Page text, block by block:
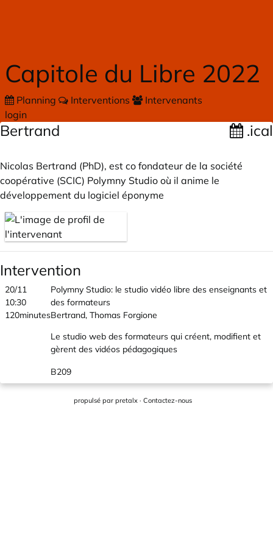
Capitole du Libre 2022
Planning Interventions
Intervenants
login
Bertrand .ical
Nicolas Bertrand (PhD), est co fondateur de la société
coopérative (SCIC) Polymny Studio où il anime le
développement du logiciel éponyme
Intervention
20/11
10:30
120minutes
Polymny Studio: le studio vidéo libre des enseignants et
des formateurs
Bertrand, Thomas Forgione
Le studio web des formateurs qui créent, modifient et
gèrent des vidéos pédagogiques
B209
propulsé par pretalx · Contactez-nous